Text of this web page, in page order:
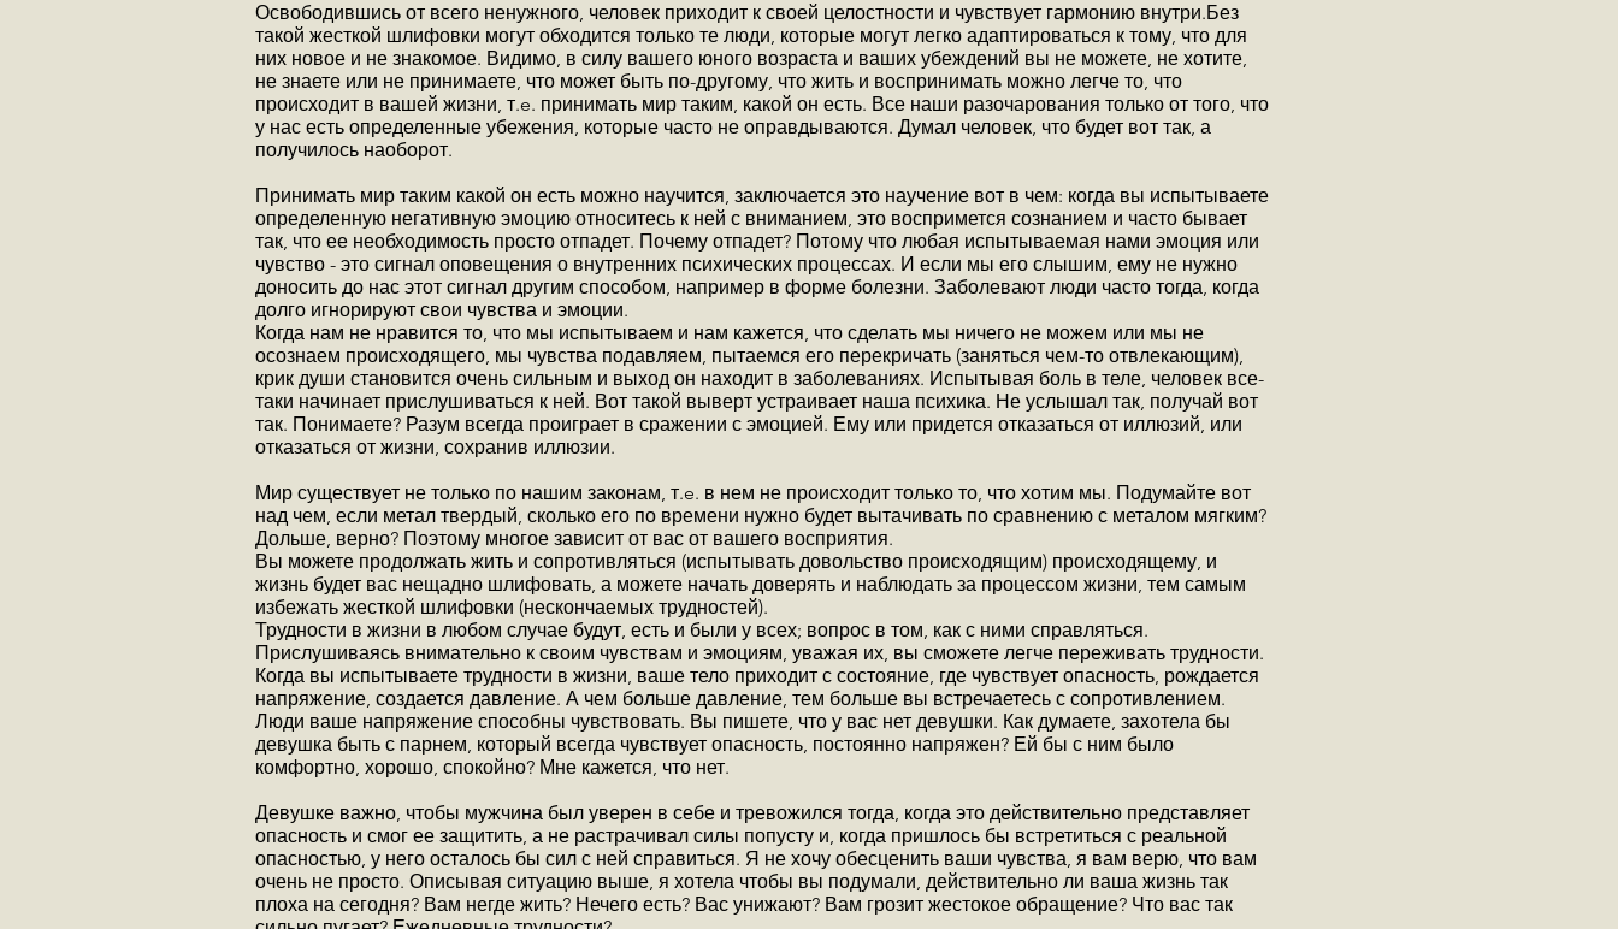
Освободившись от всего ненужного, человек приходит к своей целостности и чувствует гармонию внутри.Без
такой жесткой шлифовки могут обходится только те люди, которые могут легко адаптироваться к тому, что для
них новое и не знакомое. Видимо, в силу вашего юного возраста и ваших убеждений вы не можете, не хотите,
не знаете или не принимаете, что может быть по-другому, что жить и воспринимать можно легче то, что
происходит в вашей жизни, т.e. принимать мир таким, какой он есть. Все наши разочарования только от того, что
у нас есть определенные убежения, которые часто не оправдываются. Думал человек, что будет вот так, а
получилось наоборот.
Принимать мир таким какой он есть можно научится, заключается это научение вот в чем: когда вы испытываете
определенную негативную эмоцию относитесь к ней с вниманием, это воспримется сознанием и часто бывает
так, что ее необходимость просто отпадет. Почему отпадет? Потому что любая испытываемая нами эмоция или
чувство - это сигнал оповещения о внутренних психических процессах. И если мы его слышим, ему не нужно
доносить до нас этот сигнал другим способом, например в форме болезни. Заболевают люди часто тогда, когда
долго игнорируют свои чувства и эмоции.
Когда нам не нравится то, что мы испытываем и нам кажется, что сделать мы ничего не можем или мы не
осознаем происходящего, мы чувства подавляем, пытаемся его перекричать (заняться чем-то отвлекающим),
крик души становится очень сильным и выход он находит в заболеваниях. Испытывая боль в теле, человек все-
таки начинает прислушиваться к ней. Вот такой выверт устраивает наша психика. Не услышал так, получай вот
так. Понимаете? Разум всегда проиграет в сражении с эмоцией. Ему или придется отказаться от иллюзий, или
отказаться от жизни, сохранив иллюзии.
Мир существует не только по нашим законам, т.e. в нем не происходит только то, что хотим мы. Подумайте вот
над чем, если метал твердый, сколько его по времени нужно будет вытачивать по сравнению с металом мягким?
Дольше, верно? Поэтому многое зависит от вас от вашего восприятия.
Вы можете продолжать жить и сопротивляться (испытывать довольство происходящим) происходящему, и
жизнь будет вас нещадно шлифовать, а можете начать доверять и наблюдать за процессом жизни, тем самым
избежать жесткой шлифовки (нескончаемых трудностей).
Трудности в жизни в любом случае будут, есть и были у всех; вопрос в том, как с ними справляться.
Прислушиваясь внимательно к своим чувствам и эмоциям, уважая их, вы сможете легче переживать трудности.
Когда вы испытываете трудности в жизни, ваше тело приходит с состояние, где чувствует опасность, рождается
напряжение, создается давление. А чем больше давление, тем больше вы встречаетесь с сопротивлением.
Люди ваше напряжение способны чувствовать. Вы пишете, что у вас нет девушки. Как думаете, захотела бы
девушка быть с парнем, который всегда чувствует опасность, постоянно напряжен? Ей бы с ним было
комфортно, хорошо, спокойно? Мне кажется, что нет.
Девушке важно, чтобы мужчина был уверен в себе и тревожился тогда, когда это действительно представляет
опасность и смог ее защитить, а не растрачивал силы попусту и, когда пришлось бы встретиться с реальной
опасностью, у него осталось бы сил с ней справиться. Я не хочу обесценить ваши чувства, я вам верю, что вам
очень не просто. Описывая ситуацию выше, я хотела чтобы вы подумали, действительно ли ваша жизнь так
плоха на сегодня? Вам негде жить? Нечего есть? Вас унижают? Вам грозит жестокое обращение? Что вас так